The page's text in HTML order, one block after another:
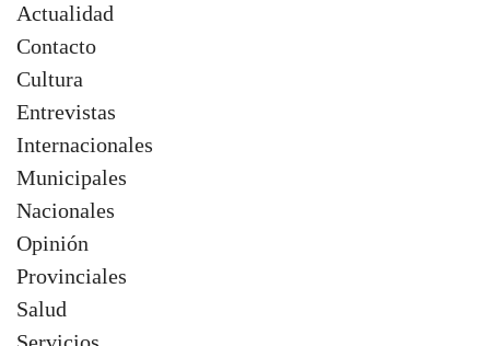
Actualidad
Contacto
Cultura
Entrevistas
Internacionales
Municipales
Nacionales
Opinión
Provinciales
Salud